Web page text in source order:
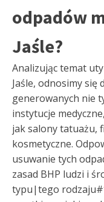
odpadów
Jaśle?
Analizując temat
Jaśle, odnosimy się
generowanych nie
instytucje
jak salony tatuażu,
kosmetyczne.
usuwanie tych
zasad BHP ludzi i
typu|tego